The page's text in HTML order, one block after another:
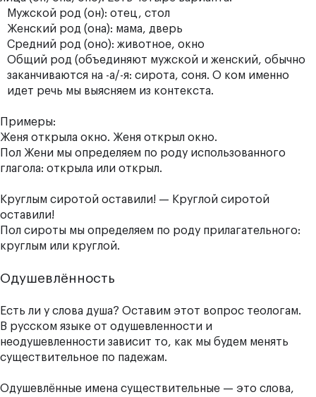
Мужской род (он): отец, стол
Женский род (она): мама, дверь
Средний род (оно): животное, окно
Общий род (объединяют мужской и женский, обычно
заканчиваются на -а/-я: сирота, соня. О ком именно
идет речь мы выясняем из контекста.
Примеры:
Женя открыла окно. Женя открыл окно.
Пол Жени мы определяем по роду использованного
глагола: открыла или открыл.
Круглым сиротой оставили! — Круглой сиротой
оставили!
Пол сироты мы определяем по роду прилагательного:
круглым или круглой.
Одушевлённость
Есть ли у слова душа? Оставим этот вопрос теологам.
В русском языке от одушевленности и
неодушевленности зависит то, как мы будем менять
существительное по падежам.
Одушевлённые имена существительные — это слова,